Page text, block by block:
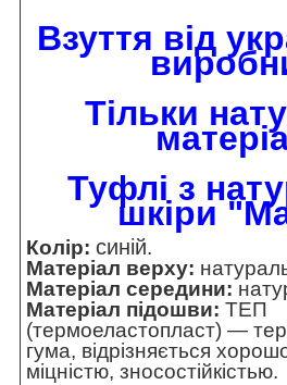
Взуття від
Тільки
Туфлі з
шкіри "
Колір: синій.
Матеріал верху:
Матеріал середини:
Матеріал підошви: ТЕП
(термоеластопласт) —
гума, відрізняється
міцністю, зносостійкістью.